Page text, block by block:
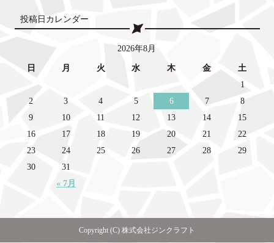
投稿日カレンダー
2026年8月
日 月 火 水 木 金 土
« 7月
1
2
3 4 5 6 7
8
9
10 11 12 13 14
15
16
17 18 19 20 21
22
23
24 25 26 27 28
29
30
31
Copyright (C) 株式会社ジンクラフト